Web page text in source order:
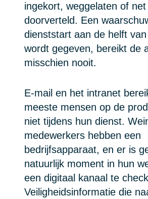
ingekort, weggelaten of
doorverteld. Een
dienststart aan de helft
wordt gegeven, bereikt de
misschien nooit.
E-mail en het intranet
meeste mensen op de
niet tijdens hun dienst.
medewerkers hebben een
bedrijfsapparaat, en er is
natuurlijk moment in hun
een digitaal kanaal te
Veiligheidsinformatie die